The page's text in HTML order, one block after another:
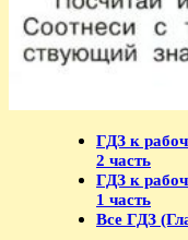
ГДЗ к
2 часть
ГДЗ к
1 часть
Все ГДЗ